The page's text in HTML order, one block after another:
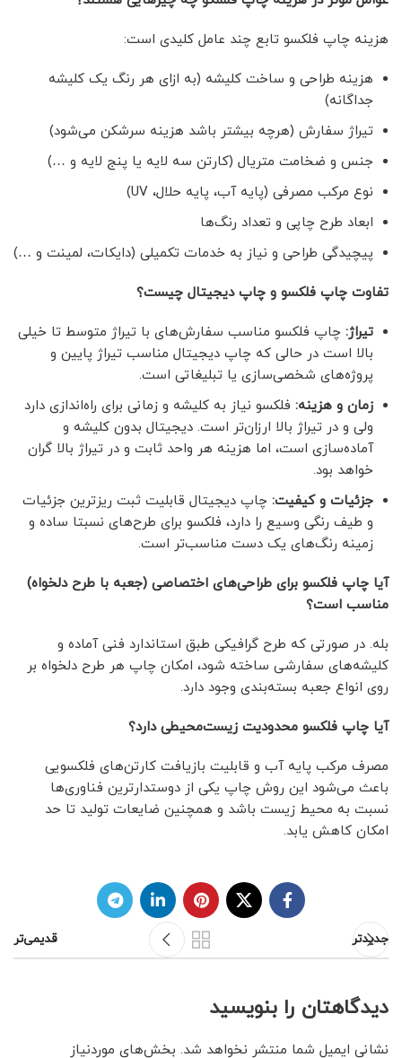
هزینه چاپ فلکسو تابع چند عامل کلیدی است:
هزینه طراحی و ساخت کلیشه (به ازای هر رنگ یک کلیشه
جداگانه)
تیراژ سفارش (هرچه بیشتر باشد هزینه سرشکن می‌شود)
جنس و ضخامت متریال (کارتن سه لایه یا پنج لایه و …)
نوع مرکب مصرفی (پایه آب، پایه حلال، UV)
ابعاد طرح چاپی و تعداد رنگ‌ها
پیچیدگی طراحی و نیاز به خدمات تکمیلی (دایکات، لمینت و …)
تفاوت چاپ فلکسو و چاپ دیجیتال چیست؟
تیراژ: چاپ فلکسو مناسب سفارش‌های با تیراژ متوسط تا خیلی
بالا است در حالی که چاپ دیجیتال مناسب تیراژ پایین و
پروژه‌های شخصی‌سازی یا تبلیغاتی است.
زمان و هزینه: فلکسو نیاز به کلیشه و زمانی برای راه‌اندازی دارد
ولی و در تیراژ بالا ارزان‌تر است. دیجیتال بدون کلیشه و
آماده‌سازی است، اما هزینه هر واحد ثابت و در تیراژ بالا گران
خواهد بود.
جزئیات و کیفیت: چاپ دیجیتال قابلیت ثبت ریزترین جزئیات
و طیف رنگی وسیع را دارد، فلکسو برای طرح‌های نسبتا ساده و
زمینه رنگ‌های یک دست مناسب‌تر است.
آیا چاپ فلکسو برای طراحی‌های اختصاصی (جعبه با طرح دلخواه)
مناسب است؟
بله. در صورتی که طرح گرافیکی طبق استاندارد فنی آماده و
کلیشه‌های سفارشی ساخته شود، امکان چاپ هر طرح دلخواه بر
روی انواع جعبه بسته‌بندی وجود دارد.
آیا چاپ فلکسو محدودیت زیست‌محیطی دارد؟
مصرف مرکب پایه آب و قابلیت بازیافت کارتن‌های فلکسویی
باعث می‌شود این روش چاپ یکی از دوستدارترین فناوری‌ها
نسبت به محیط زیست باشد و همچنین ضایعات تولید تا حد
امکان کاهش یابد.
جدیدتر قدیمی‌تر
دیدگاهتان را بنویسید
نشانی ایمیل شما منتشر نخواهد شد. بخش‌های موردنیاز